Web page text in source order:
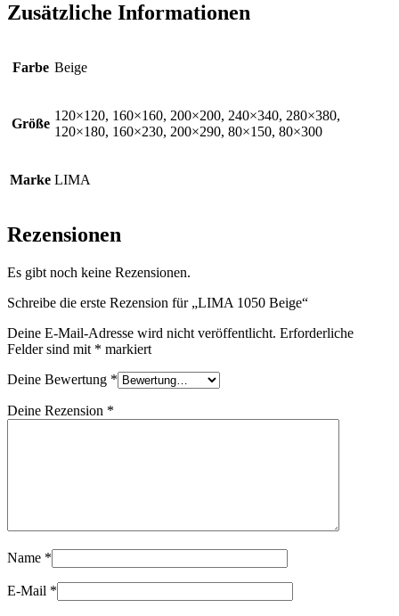
Zusätzliche Informationen
Farbe Beige
Größe
120×120, 160×160, 200×200, 240×340, 280×380,
120×180, 160×230, 200×290, 80×150, 80×300
Marke LIMA
Rezensionen
Es gibt noch keine Rezensionen.
Schreibe die erste Rezension für „LIMA 1050 Beige“
Deine E-Mail-Adresse wird nicht veröffentlicht. Erforderliche
Felder sind mit * markiert
Deine Bewertung *
Deine Rezension *
Name *
E-Mail *